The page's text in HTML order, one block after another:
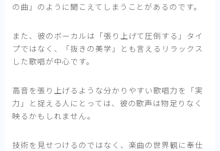
の曲」のように聞こえてしまうことがあるのです。
また、彼のボーカルは「張り上げて圧倒する」タイ
プではなく、「抜きの美学」とも言えるリラックス
した歌唱が中心です。
高音を張り上げるような分かりやすい歌唱力を「実
力」と捉える人にとっては、彼の歌声は物足りなく
映るかもしれません。
技術を見せつけるのではなく、楽曲の世界観に奉仕